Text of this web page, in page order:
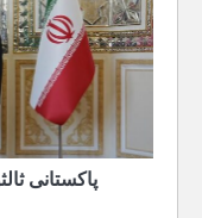
پاکستانی